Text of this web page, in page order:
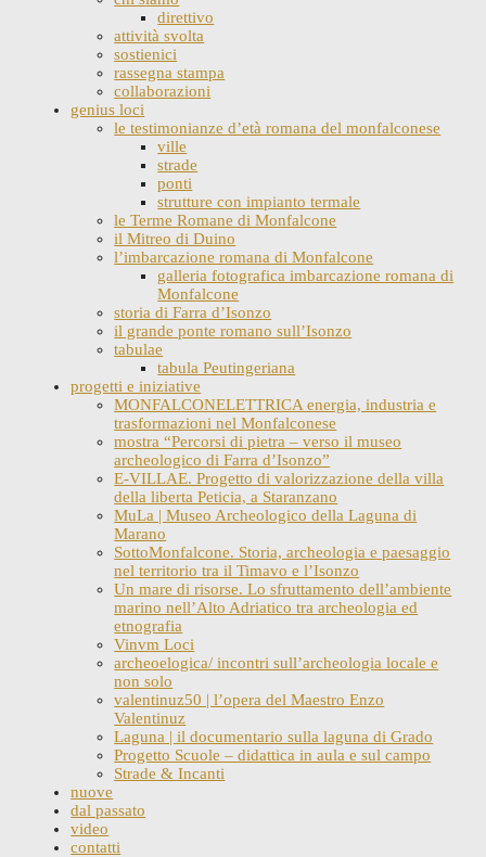
direttivo
attività svolta
sostienici
rassegna stampa
collaborazioni
genius loci
le testimonianze d’età romana del monfalconese
ville
strade
ponti
strutture con impianto termale
le Terme Romane di Monfalcone
il Mitreo di Duino
l’imbarcazione romana di Monfalcone
galleria fotografica imbarcazione romana di
Monfalcone
storia di Farra d’Isonzo
il grande ponte romano sull’Isonzo
tabulae
tabula Peutingeriana
progetti e iniziative
MONFALCONELETTRICA energia, industria e
trasformazioni nel Monfalconese
mostra “Percorsi di pietra – verso il museo
archeologico di Farra d’Isonzo”
E-VILLAE. Progetto di valorizzazione della villa
della liberta Peticia, a Staranzano
MuLa | Museo Archeologico della Laguna di
Marano
SottoMonfalcone. Storia, archeologia e paesaggio
nel territorio tra il Timavo e l’Isonzo
Un mare di risorse. Lo sfruttamento dell’ambiente
marino nell’Alto Adriatico tra archeologia ed
etnografia
Vinvm Loci
archeoelogica/ incontri sull’archeologia locale e
non solo
valentinuz50 | l’opera del Maestro Enzo
Valentinuz
Laguna | il documentario sulla laguna di Grado
Progetto Scuole – didattica in aula e sul campo
Strade & Incanti
nuove
dal passato
video
contatti